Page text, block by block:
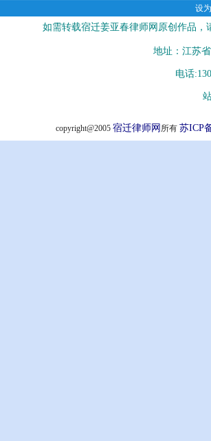
设
如需转载宿迁姜亚春律师网原创作品
地址：江苏
电话
copyright@2005 宿迁律师网 所有 苏ICP